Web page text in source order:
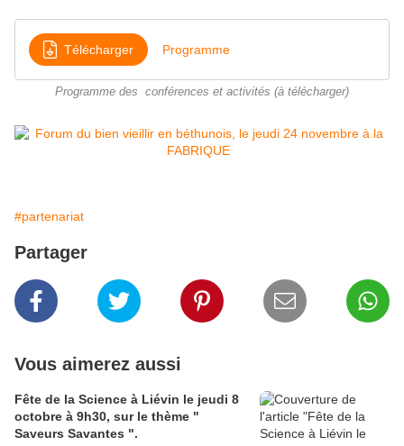
Télécharger Programme
Programme des conférences et activités (à télécharger)
#partenariat
Partager
Vous aimerez aussi
Fête de la Science à Liévin le jeudi 8
octobre à 9h30, sur le thème "
Saveurs Savantes ".